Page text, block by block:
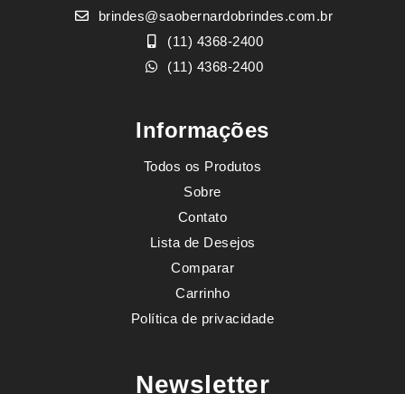
brindes@saobernardobrindes.com.br
(11) 4368-2400
(11) 4368-2400
Informações
Todos os Produtos
Sobre
Contato
Lista de Desejos
Comparar
Carrinho
Política de privacidade
Newsletter